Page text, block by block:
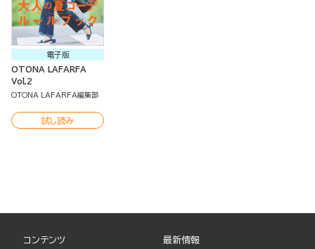
電子版
OTONA LAFARFA
Vol.2
OTONA LAFARFA編集部
試し読み
コンテンツ 最新情報